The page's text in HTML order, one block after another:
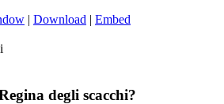
| Download | Embed
degli scacchi?